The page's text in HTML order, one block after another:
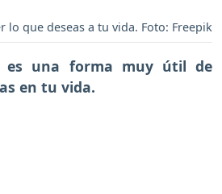
lo que deseas a tu vida. Foto: Freepik
es una forma muy útil de
en tu vida.